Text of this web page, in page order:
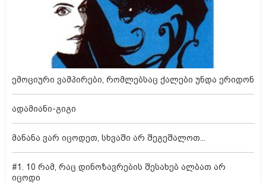
ემოციური ვამპირები, რომლებსაც ქალები უნდა ერიდონ
ადამიანი-გიგი
მანანა ვარ იცოდეთ, სხვაში არ შეგეშალოთ...
#1. 10 რამ, რაც დინოზავრების შესახებ ალბათ არ
იცოდი